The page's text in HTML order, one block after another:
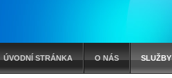
ÚVODNÍ STRÁNKA O NÁS SLUŽBY